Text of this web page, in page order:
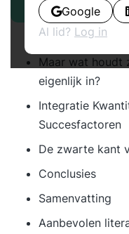
Inleiding
Maar wat houdt
eigenlijk in?
Integratie
Succesfactoren
De zwarte kant
Conclusies
Samenvatting
Aanbevolen
Google
Al lid? Log in